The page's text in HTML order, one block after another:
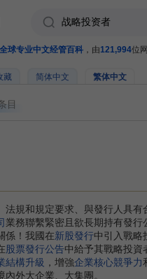
全球专业中文经管百科 ，由121,994位
藏 简体中文 繁体中文
目
法規和規定要求、與發行人具
業務聯繫緊密且欲長期持有發行
係！我國在新股發行中引入戰略
股票發行公告中給予其戰略投資
結構升級 ，增強企業核心競爭力
內外大企業、大集團。